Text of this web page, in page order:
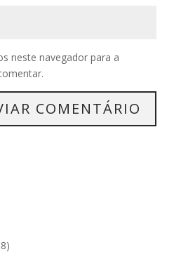
neste navegador para a